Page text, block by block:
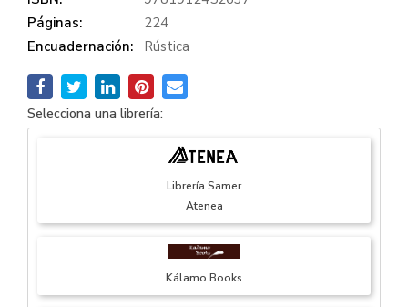
Páginas:
224
Encuadernación:
Rústica
Selecciona una librería:
Librería Samer
Atenea
Kálamo Books